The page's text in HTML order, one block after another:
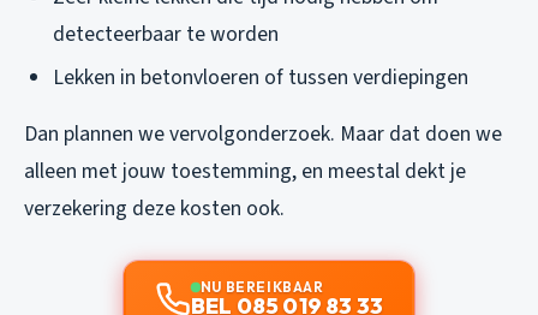
detecteerbaar te worden
Lekken in betonvloeren of tussen verdiepingen
Dan plannen we vervolgonderzoek. Maar dat doen we
alleen met jouw toestemming, en meestal dekt je
verzekering deze kosten ook.
NU BEREIKBAAR
BEL 085 019 83 33